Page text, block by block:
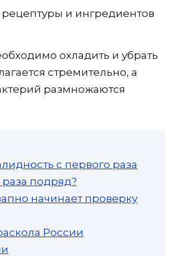
и ингредиентов
охладить и убрать
стремительно, а
размножаются
с первого раза
подряд?
начинает проверку
России